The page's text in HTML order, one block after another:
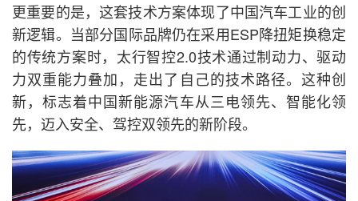
更重要的是，这套技术方案体现了中国汽车工业的创
新逻辑。当部分国际品牌仍在采用ESP降扭矩换稳定
的传统方案时，太行智控2.0技术通过制动力、驱动
力双重能力叠加，走出了自己的技术路径。这种创
新，标志着中国新能源汽车从三电领先、智能化领
先，迈入安全、驾控双领先的新阶段。